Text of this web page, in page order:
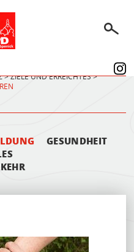
>ZIELE UND ERREICHTES>
GESUNDHEIT